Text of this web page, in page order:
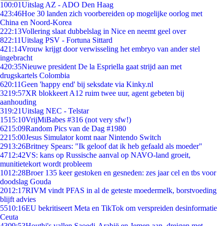
100:01Uitslag AZ - ADO Den Haag
423:46Hoe 30 landen zich voorbereiden op mogelijke oorlog met
China en Noord-Korea
222:13Vollering slaat dubbelslag in Nice en neemt geel over
822:11Uitslag PSV - Fortuna Sittard
421:14Vrouw krijgt door verwisseling het embryo van ander stel
ingebracht
420:35Nieuwe president De la Espriella gaat strijd aan met
drugskartels Colombia
620:11Geen 'happy end' bij seksdate via Kinky.nl
3219:57XR blokkeert A12 ruim twee uur, agent gebeten bij
aanhouding
319:21Uitslag NEC - Telstar
1515:10VrijMiBabes #316 (not very sfw!)
6215:09Random Pics van de Dag #1980
2215:00Jesus Simulator komt naar Nintendo Switch
2913:26Britney Spears: "Ik geloof dat ik heb gefaald als moeder"
4712:42VS: kans op Russische aanval op NAVO-land groeit,
munitietekort wordt probleem
1012:28Broer 135 keer gestoken en gesneden: zes jaar cel en tbs voor
doodslag Gouda
2012:17RIVM vindt PFAS in al de geteste moedermelk, borstvoeding
blijft advies
5510:16EU bekritiseert Meta en TikTok om verspreiden desinformatie
Ceuta